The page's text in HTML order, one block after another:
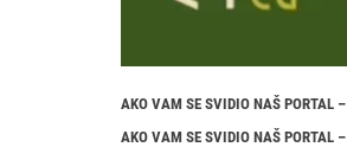
AKO VAM SE SVIDIO NAŠ PORTAL –
AKO VAM SE SVIDIO NAŠ PORTAL –